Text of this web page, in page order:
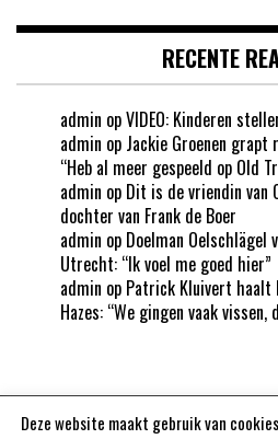
RECENTE
admin opVIDEO: Kinderen
admin op Jackie Groenen grapt
“Heb al meer gespeeld op Old
admin op Dit is de vriendin van
dochter van Frank de Boer
admin op Doelman
Utrecht: “Ik voel me goed hier”
admin op Patrick Kluivert haalt
Hazes: “We gingen vaak
Deze website maakt gebruik van